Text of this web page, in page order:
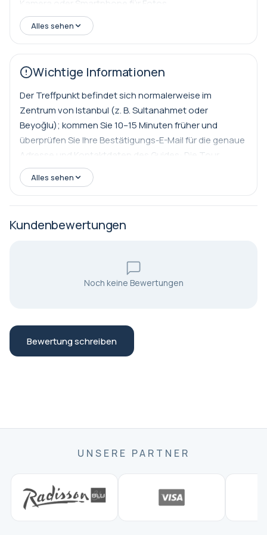
Fischer, die direkt am Wasser Fischsandwiches grillen.
oder sesamkrustige Straßen-Desserts. Was diese Tour
Gefühl. Anstatt sich auf Touristenfallen zu
konzentrieren, besuchen Sie Orte, die Ihr Führer
persönlich liebt, und treffen oft die Besitzer und hören
deren Geschichten. Das Tempo ist entspannt, mit
zu stellen und Fotos zu machen. Am Ende Ihrer
täglichen Istanbul Street Food Tour haben Sie eine
in die Navigation durch die Gastronomie gewonnen
und Istanbul auf die Art und Weise erlebt, wie es die
hungrig – Sie werden satt, informiert und inspiriert
Kamera oder Smartphone für Fotos
Handdesinfektionsmittel oder Feuchttücher
Alles sehen
Wichtige Informationen
Der Treffpunkt befindet sich normalerweise im
Zentrum von Istanbul (z. B. Sultanahmet oder
Beyoğlu); kommen Sie 10–15 Minuten früher und
überprüfen Sie Ihre Bestätigungs-E-Mail für die genaue
Adresse und Kontaktdaten des Guides: Die Tour
beginnt normalerweise an einem leicht erreichbaren
zentralen Standort, sodass Sie bequem mit der
Zeit, den genauen Ort zu finden, Ihren Guide zu treffen
die genaue Treffadresse sowie eine Telefonnummer
oder WhatsApp-Nummer, falls Sie Hilfe benötigen.
Die Tour findet täglich bei den meisten
Jacke oder einen Regenschirm mit: Die Tour erfolgt bei
Sonnenschein oder leichtem Regen, da die
Streetfood-Verkostungen sind normalerweise im Preis
Getränke möglicherweise nicht; bringen Sie etwas
Bargeld (Türkische Lira) für optionale Käufe und
Trinkgelder mit: Ihre Tour umfasst typischerweise eine
Alles sehen
Kundenbewertungen
Noch keine Bewertungen
Bewertung schreiben
UNSERE PARTNER